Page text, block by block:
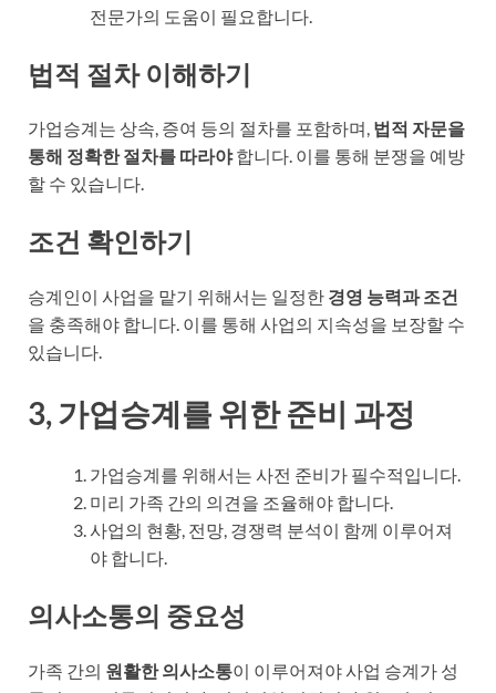
전문가의 도움이 필요합니다.
법적 절차 이해하기
가업승계는 상속, 증여 등의 절차를 포함하며, 법적 자문을
통해 정확한 절차를 따라야합니다. 이를 통해 분쟁을 예방
할 수 있습니다.
조건 확인하기
승계인이 사업을 맡기 위해서는 일정한 경영 능력과 조건
을 충족해야 합니다. 이를 통해 사업의 지속성을 보장할 수
있습니다.
3, 가업승계를 위한 준비 과정
가업승계를 위해서는 사전 준비가 필수적입니다.
미리 가족 간의 의견을 조율해야 합니다.
사업의 현황, 전망, 경쟁력 분석이 함께 이루어져
야 합니다.
의사소통의 중요성
가족 간의 원활한 의사소통이 이루어져야 사업 승계가 성